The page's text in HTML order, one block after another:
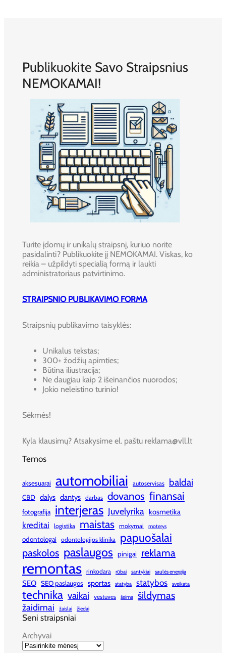
Publikuokite Savo Straipsnius
NEMOKAMAI!
Turite įdomų ir unikalų straipsnį, kuriuo norite
pasidalinti? Publikuokite jį NEMOKAMAI. Viskas, ko
reikia – užpildyti specialią formą ir laukti
administratoriaus patvirtinimo.
STRAIPSNIO PUBLIKAVIMO FORMA
Straipsnių publikavimo taisyklės:
Unikalus tekstas;
300+ žodžių apimties;
Būtina iliustracija;
Ne daugiau kaip 2 išeinančios nuorodos;
Jokio neleistino turinio!
Sėkmės!
Kyla klausimų? Atsakysime el. paštu reklama@vll.lt
Temos
aksesuarai automobiliai autoservisas baldai
CBD dalys dantys darbas dovanos finansai
fotografija interjeras Juvelyrika kosmetika
kreditai logistika maistas mokymai moterys
odontologai odontologijos klinika papuošalai
paskolos paslaugos pinigai reklama
remontas rinkodara rūbai santykiai saulės energija
SEO SEO paslaugos sportas statyba statybos sveikata
technika vaikai vestuves šeima šildymas
žaidimai žaislai žiedai
Seni straipsniai
Archyvai